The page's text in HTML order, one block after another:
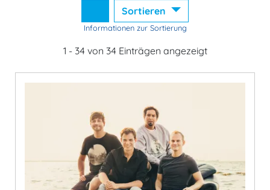
Sortieren
Informationen zur Sortierung
1 - 34 von 34 Einträgen angezeigt